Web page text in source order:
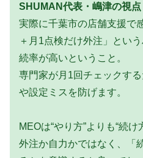
SHUMAN代表・嶋津の視点
実際に千葉市の店舗支援で
＋月1点検だけ外注」とい
続率が高いということ。
専門家が月1回チェックす
や設定ミスを防げます。
MEOは“やり方”よりも“続け
外注か自力かではなく、「